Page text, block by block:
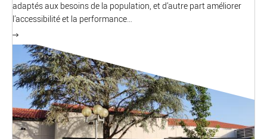
adaptés aux besoins de la population, et d’autre part améliorer
l’accessibilité et la performance…